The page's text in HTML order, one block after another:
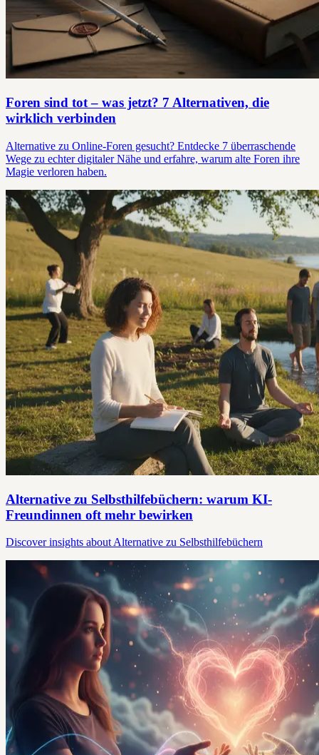
Foren sind tot – was jetzt? 7 Alternativen, die
wirklich verbinden
Alternative zu Online-Foren gesucht? Entdecke 7 überraschende
Wege zu echter digitaler Nähe und erfahre, warum alte Foren ihre
Magie verloren haben.
Alternative zu Selbsthilfebüchern: warum KI-
Freundinnen oft mehr bewirken
Discover insights about Alternative zu Selbsthilfebüchern